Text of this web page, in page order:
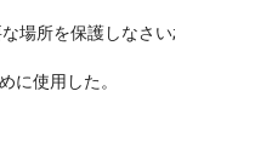
場所を保護しなさい;
に使用した。